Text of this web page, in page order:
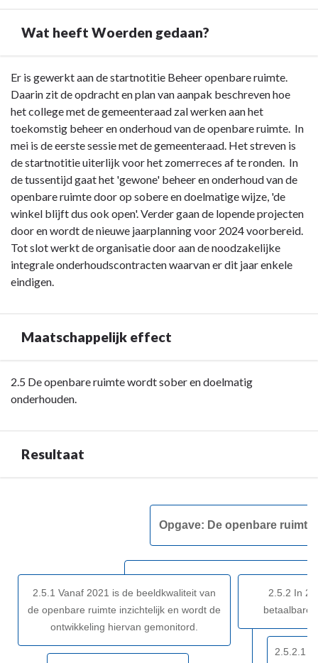
doelmatig
Wat
heeft
Woerden
deze
opgave
bereikt?
Wat heeft Woerden gedaan?
Terug
naar
navigatie
Opgave:
De
openbare
ruimte
wordt
sober
doelmatig
onderhouden
heeft
Er is gewerkt aan de startnotitie Beheer openbare ruimte.
Daarin zit de opdracht en plan van aanpak beschreven hoe
het college met de gemeenteraad zal werken aan het
toekomstig beheer en onderhoud van de openbare ruimte. In
mei is de eerste sessie met de gemeenteraad. Het streven is
de startnotitie uiterlijk voor het zomerreces af te ronden. In
de tussentijd gaat het 'gewone' beheer en onderhoud van de
openbare ruimte door op sobere en doelmatige wijze, 'de
winkel blijft dus ook open'. Verder gaan de lopende projecten
door en wordt de nieuwe jaarplanning voor 2024 voorbereid.
Tot slot werkt de organisatie door aan de noodzakelijke
integrale onderhoudscontracten waarvan er dit jaar enkele
eindigen.
Maatschappelijk effect
Terug
naar
Opgave:
Maatschappelijk
2.5 De openbare ruimte wordt sober en doelmatig
onderhouden.
Resultaat
openbare
ruimte
Opgave: De openbare
2.5.1 Vanaf 2021 is de beeldkwaliteit van
de openbare ruimte inzichtelijk en wordt de
ontwikkeling hiervan gemonitord.
2.5.2 In
betaalbare
2.5.2.1